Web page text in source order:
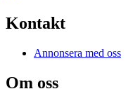
Kontakt
Annonsera med oss
Om oss